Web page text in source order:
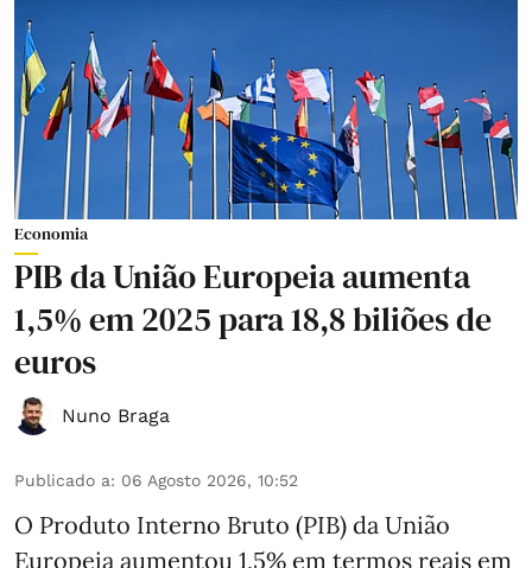
Economia
PIB da União Europeia aumenta
1,5% em 2025 para 18,8 biliões de
euros
Nuno Braga
Publicado a: 06 Agosto 2026, 10:52
O Produto Interno Bruto (PIB) da União
Europeia aumentou 1,5% em termos reais em